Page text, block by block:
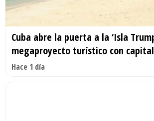
Cuba abre la puerta a la ‘Isla
megaproyecto turístico con
Hace 1 día